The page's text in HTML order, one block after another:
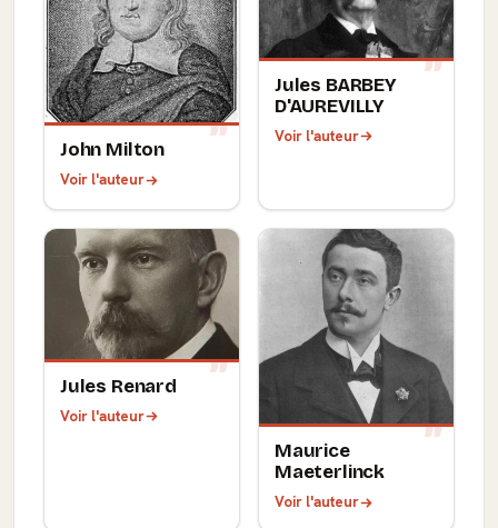
John Milton
Voir l'auteur
Jules BARBEY
D'AUREVILLY
Voir l'auteur
Jules Renard
Voir l'auteur
Maurice
Maeterlinck
Voir l'auteur